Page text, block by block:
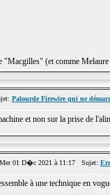
"Macgilles" (et comme
Palourde Firewire qui ne
et non sur la prise de
01 D�c 2021 à 11:17 Sujet:
à une technique en